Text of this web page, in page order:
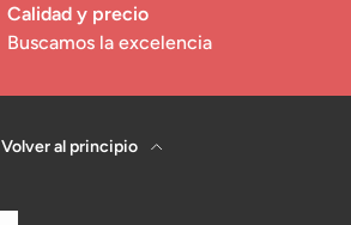
Calidad y precio
Buscamos la excelencia
Volver al principio